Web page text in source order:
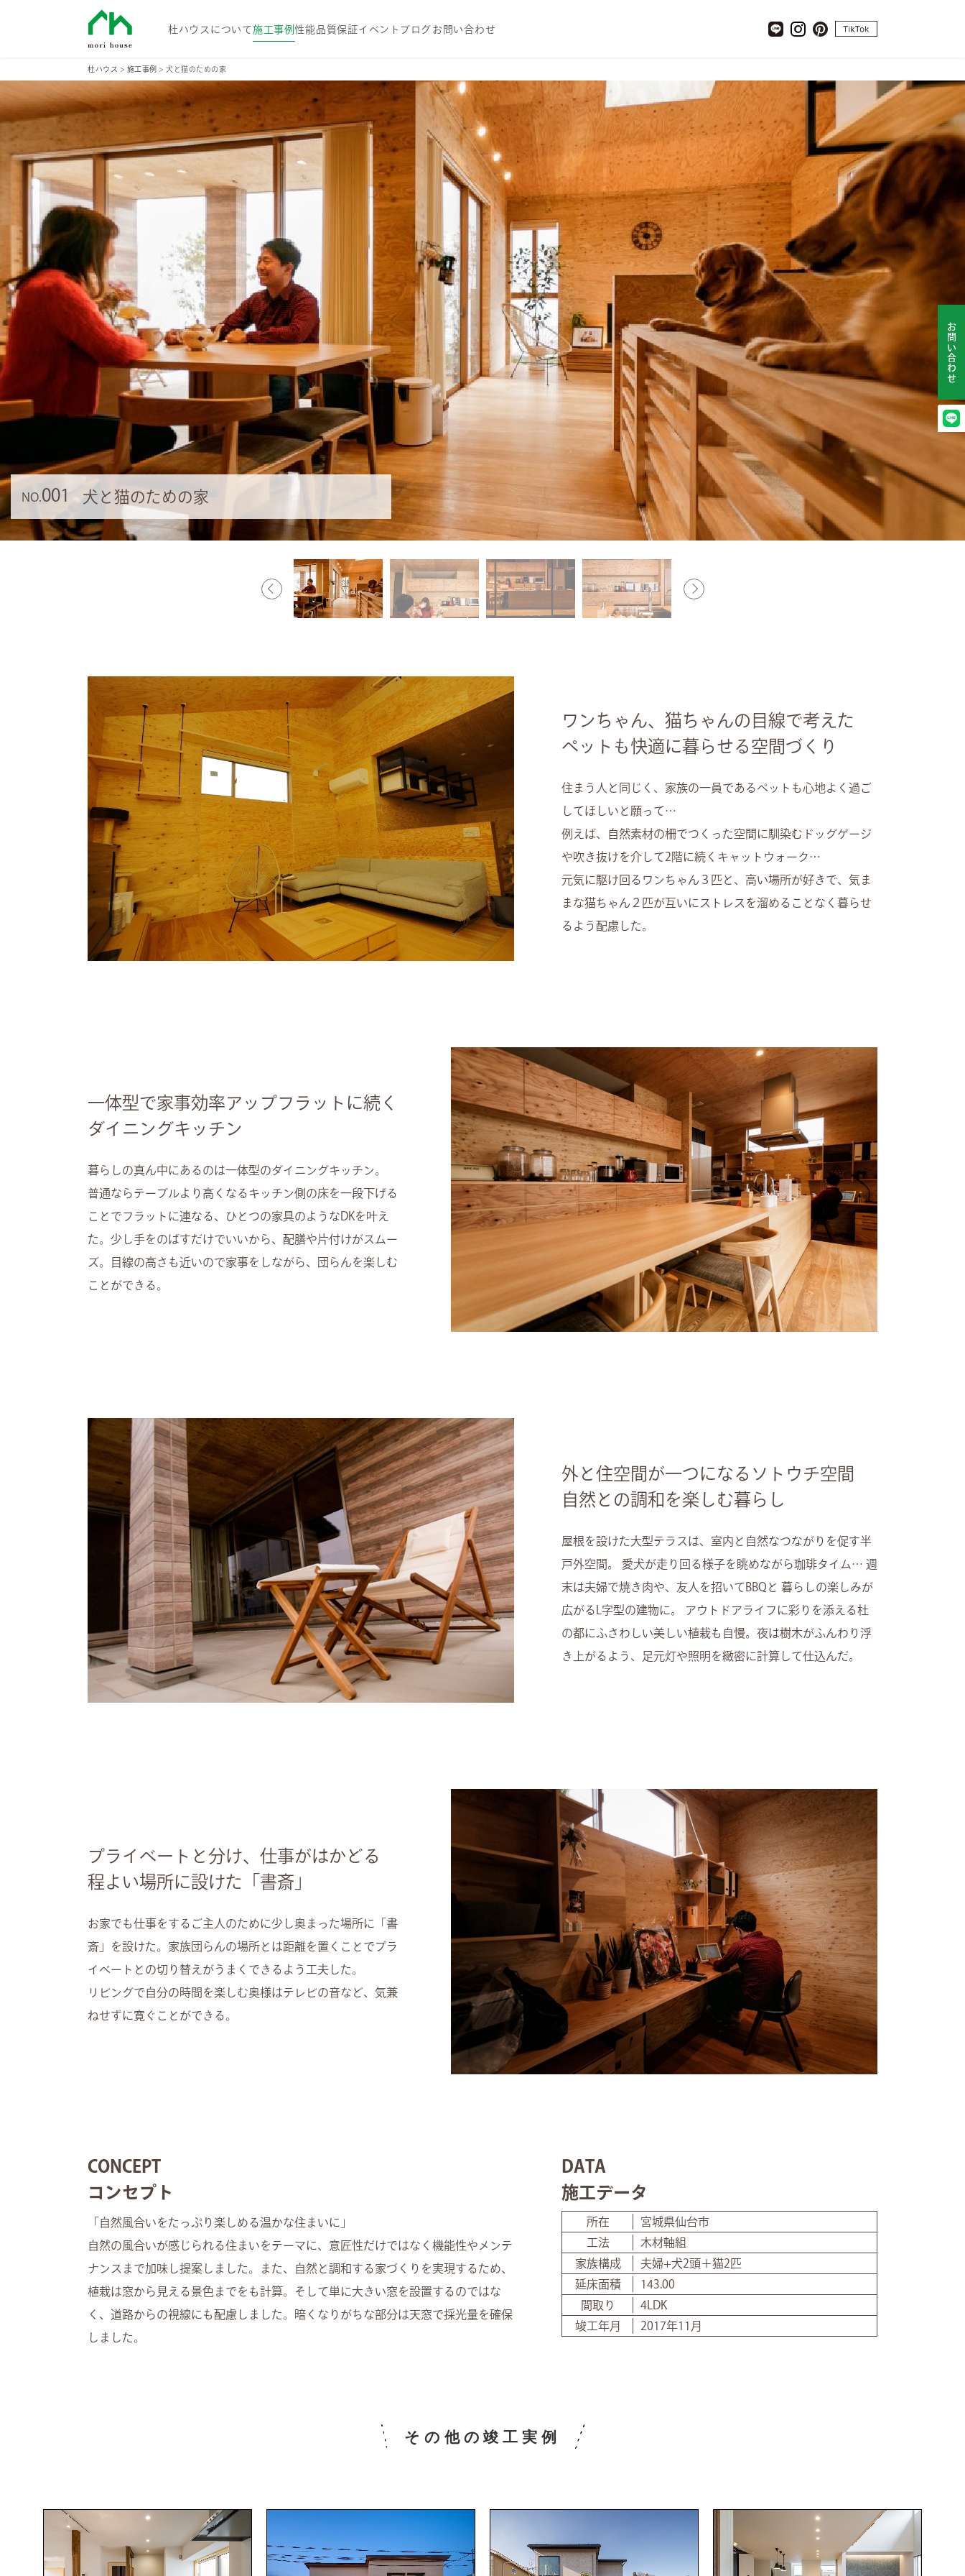
杜ハウスについて施工事例性能品質保証イベント ブログ お問い合わせ LINE Instagram
pinterest
杜ハウス > 施工事例 > 犬と猫のための家
NO. 001 犬と猫のための家
ワンちゃん、猫ちゃんの目線で考えた
ペットも快適に暮らせる空間づくり
住まう人と同じく、家族の一員であるペットも心地よく過ご
してほしいと願って…
例えば、自然素材の柵でつくった空間に馴染むドッグゲージ
や吹き抜けを介して2階に続くキャットウォーク…
元気に駆け回るワンちゃん３匹と、高い場所が好きで、気ま
まな猫ちゃん２匹が互いにストレスを溜めることなく暮らせ
るよう配慮した。
一体型で家事効率アップフラットに続く
ダイニングキッチン
暮らしの真ん中にあるのは一体型のダイニングキッチン。
普通ならテーブルより高くなるキッチン側の床を一段下げる
ことでフラットに連なる、ひとつの家具のようなDKを叶え
た。少し手をのばすだけでいいから、配膳や片付けがスムー
ズ。目線の高さも近いので家事をしながら、団らんを楽しむ
ことができる。
外と住空間が一つになるソトウチ空間
自然との調和を楽しむ暮らし
屋根を設けた大型テラスは、室内と自然なつながりを促す半
戸外空間。 愛犬が走り回る様子を眺めながら珈琲タイム… 週
末は夫婦で焼き肉や、友人を招いてBBQと 暮らしの楽しみが
広がるL字型の建物に。 アウトドアライフに彩りを添える杜
の都にふさわしい美しい植栽も自慢。夜は樹木がふんわり浮
き上がるよう、足元灯や照明を緻密に計算して仕込んだ。
プライベートと分け、仕事がはかどる
程よい場所に設けた「書斎」
お家でも仕事をするご主人のために少し奥まった場所に「書
斎」を設けた。家族団らんの場所とは距離を置くことでプラ
イベートとの切り替えがうまくできるよう工夫した。
リビングで自分の時間を楽しむ奥様はテレビの音など、気兼
ねせずに寛ぐことができる。
CONCEPT
コンセプト
「自然風合いをたっぷり楽しめる温かな住まいに」
自然の風合いが感じられる住まいをテーマに、意匠性だけではなく機能性やメンテ
ナンスまで加味し提案しました。また、自然と調和する家づくりを実現するため、
植栽は窓から見える景色までをも計算。そして単に大きい窓を設置するのではな
く、道路からの視線にも配慮しました。暗くなりがちな部分は天窓で採光量を確保
しました。
DATA
施工データ
所在
宮城県仙台市
工法
木材軸組
家族構成
夫婦+犬2頭＋猫2匹
延床面積
143.00
間取り
4LDK
竣工年月
2017年11月
その他の竣工実例
お問い合わせ